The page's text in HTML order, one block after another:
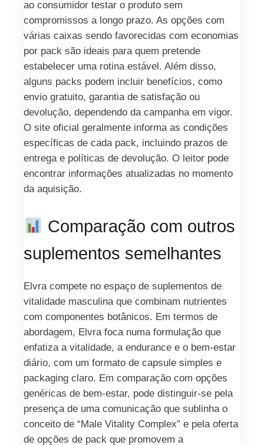
ao consumidor testar o produto sem
compromissos a longo prazo. As opções com
várias caixas sendo favorecidas com economias
por pack são ideais para quem pretende
estabelecer uma rotina estável. Além disso,
alguns packs podem incluir benefícios, como
envio gratuito, garantia de satisfação ou
devolução, dependendo da campanha em vigor.
O site oficial geralmente informa as condições
específicas de cada pack, incluindo prazos de
entrega e políticas de devolução. O leitor pode
encontrar informações atualizadas no momento
da aquisição.
Comparação com outros
suplementos semelhantes
Elvra compete no espaço de suplementos de
vitalidade masculina que combinam nutrientes
com componentes botânicos. Em termos de
abordagem, Elvra foca numa formulação que
enfatiza a vitalidade, a endurance e o bem-estar
diário, com um formato de capsule simples e
packaging claro. Em comparação com opções
genéricas de bem-estar, pode distinguir-se pela
presença de uma comunicação que sublinha o
conceito de “Male Vitality Complex” e pela oferta
de opções de pack que promovem a